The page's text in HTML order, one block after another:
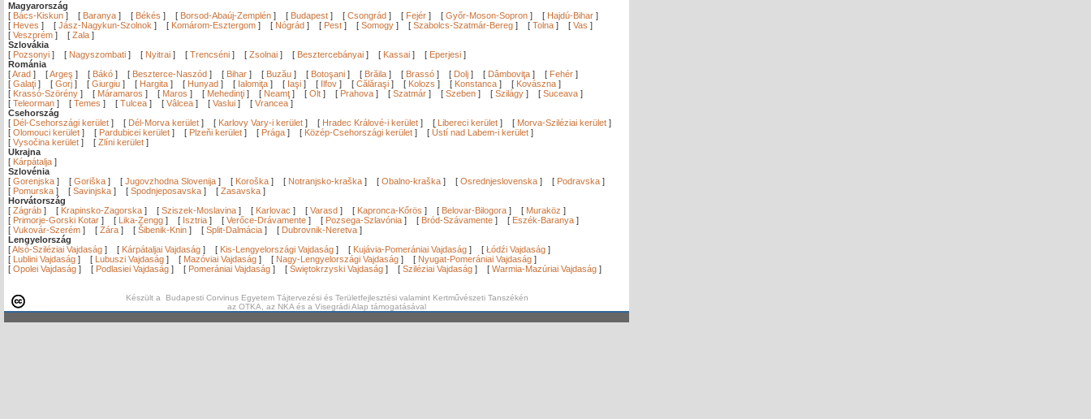
Magyarország
[ Bács-Kiskun ] [ Baranya ] [ Békés ] [ Borsod-Abaúj-Zemplén ] [ Budapest ] [ Csongrád ] [ Fejér ] [ Győr-Moson-Sopron ] [ Hajdú-Bihar ]
[ Heves ] [ Jász-Nagykun-Szolnok ] [ Komárom-Esztergom ] [ Nógrád ] [ Pest ] [ Somogy ] [ Szabolcs-Szatmár-Bereg ] [ Tolna ] [ Vas ]
[ Veszprém ] [ Zala ]
Szlovákia
[ Pozsonyi ] [ Nagyszombati ] [ Nyitrai ] [ Trencséni ] [ Zsolnai ] [ Besztercebányai ] [ Kassai ] [ Eperjesi ]
Románia
[Arad ] [Argeş ] [ Bákó ] [ Beszterce-Naszód ] [ Bihar ] [ Buzău ] [ Botoşani ] [ Brăila ] [ Brassó ] [ Dolj ] [ Dâmboviţa ] [ Fehér ]
[ Galaţi ] [ Gorj ] [ Giurgiu ] [ Hargita ] [ Hunyad ] [ Ialomiţa ] [ Iaşi ] [ Ilfov ] [ Călăraşi ] [ Kolozs ] [ Konstanca ] [ Kovászna ]
[ Krassó-Szörény ] [ Máramaros ] [ Maros ] [ Mehedinţi ] [ Neamţ ] [ Olt ] [ Prahova ] [ Szatmár ] [ Szeben ] [ Szilágy ] [ Suceava ]
[ Teleorman ] [ Temes ] [ Tulcea ] [ Vâlcea ] [ Vaslui ] [ Vrancea ]
Csehország
[ Dél-Csehországi kerület ] [ Dél-Morva kerület ] [ Karlovy Vary-i kerület ] [ Hradec Králové-i kerület ] [ Libereci kerület ] [ Morva-Sziléziai kerület ]
[ Olomouci kerület ] [ Pardubicei kerület ] [ Plzeňi kerület ] [ Prága ] [ Közép-Csehországi kerület ] [ Ústí nad Labem-i kerület ]
[ Vysočina kerület ] [ Zlíni kerület ]
Ukrajna
[ Kárpátalja ]
Szlovénia
[ Gorenjska ] [ Goriška ] [ Jugovzhodna Slovenija ] [ Koroška ] [ Notranjsko-kraška ] [ Obalno-kraška ] [ Osrednjeslovenska ] [ Podravska ]
[ Pomurska ] [ Savinjska ] [ Spodnjeposavska ] [ Zasavska ]
Horvátország
[ Zágráb ] [ Krapinsko-Zagorska ] [ Sziszek-Moslavina ] [ Karlovac ] [ Varasd ] [ Kapronca-Kőrös ] [ Belovar-Bilogora ] [ Muraköz ]
[ Primorje-Gorski Kotar ] [ Lika-Zengg ] [ Isztria ] [ Verőce-Drávamente ] [ Pozsega-Szlavónia ] [ Bród-Szávamente ] [ Eszék-Baranya ]
[ Vukovár-Szerém ] [ Zára ] [ Šibenik-Knin ] [ Split-Dalmácia ] [ Dubrovnik-Neretva ]
Lengyelország
[Alsó-Sziléziai Vajdaság ] [ Kárpátaljai Vajdaság ] [ Kis-Lengyelországi Vajdaság ] [ Kujávia-Pomerániai Vajdaság ] [ Łódźi Vajdaság ]
[ Lublini Vajdaság ] [ Lubuszi Vajdaság ] [ Mazóviai Vajdaság ] [ Nagy-Lengyelországi Vajdaság ] [ Nyugat-Pomerániai Vajdaság ]
[ Opolei Vajdaság ] [ Podlasiei Vajdaság ] [ Pomerániai Vajdaság ] [ Świętokrzyski Vajdaság ] [ Sziléziai Vajdaság ] [ Warmia-Mazúriai Vajdaság ]
Készült a Budapesti Corvinus Egyetem Tájtervezési és Területfejlesztési valamint Kertművészeti Tanszékén
az OTKA, az NKA és a Visegrádi Alap támogatásával